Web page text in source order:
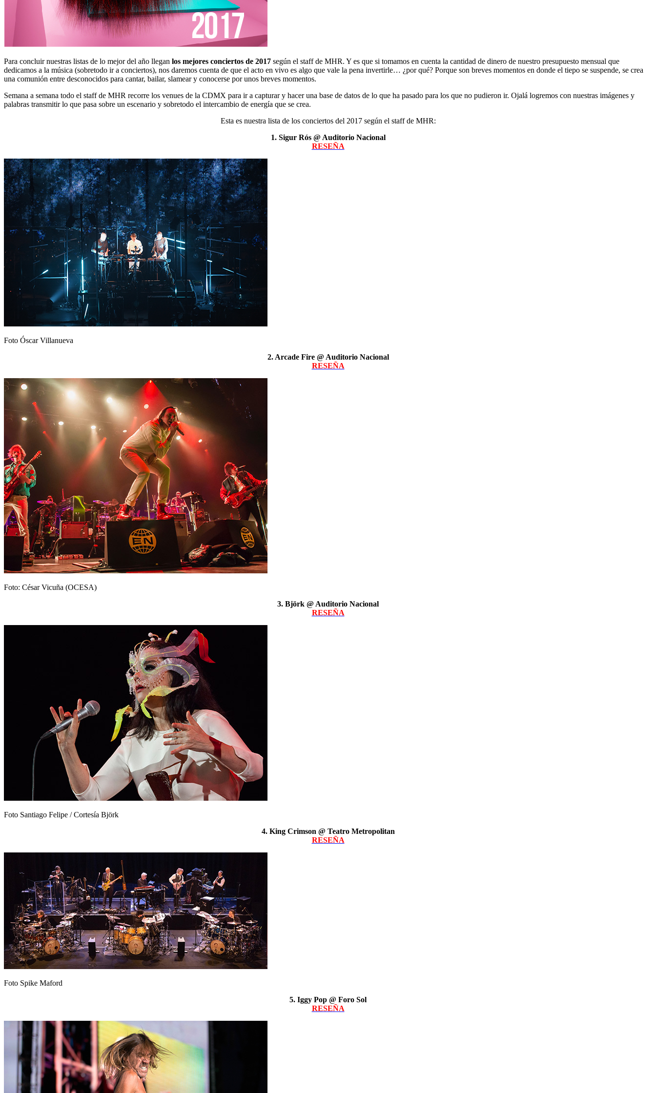
Para concluir nuestras listas de lo mejor del año llegan los mejores conciertos de 2017 según el staff de MHR. Y es que si tomamos en cuenta la cantidad de dinero de nuestro presupuesto mensual que
dedicamos a la música (sobretodo ir a conciertos), nos daremos cuenta de que el acto en vivo es algo que vale la pena invertirle… ¿por qué? Porque son breves momentos en donde el tiepo se suspende, se crea
una comunión entre desconocidos para cantar, bailar, slamear y conocerse por unos breves momentos.
Semana a semana todo el staff de MHR recorre los venues de la CDMX para ir a capturar y hacer una base de datos de lo que ha pasado para los que no pudieron ir. Ojalá logremos con nuestras imágenes y
palabras transmitir lo que pasa sobre un escenario y sobretodo el intercambio de energía que se crea.
Esta es nuestra lista de los conciertos del 2017 según el staff de MHR:
1. Sigur Rós @ Auditorio Nacional
RESEÑA
Foto Óscar Villanueva
2. Arcade Fire @ Auditorio Nacional
RESEÑA
Foto: César Vicuña (OCESA)
3. Björk @ Auditorio Nacional
RESEÑA
Foto Santiago Felipe / Cortesía Björk
4. King Crimson @ Teatro Metropolitan
RESEÑA
Foto Spike Maford
5. Iggy Pop @ Foro Sol
RESEÑA